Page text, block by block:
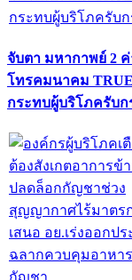
จับตา มหากาพย์ 2
โทรคมนาคม
กระทบผู้บริโภครับก